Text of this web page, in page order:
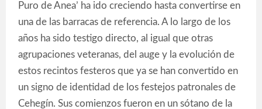
Puro de Anea’ ha ido creciendo hasta convertirse en
una de las barracas de referencia. A lo largo de los
años ha sido testigo directo, al igual que otras
agrupaciones veteranas, del auge y la evolución de
estos recintos festeros que ya se han convertido en
un signo de identidad de los festejos patronales de
Cehegín. Sus comienzos fueron en un sótano de la